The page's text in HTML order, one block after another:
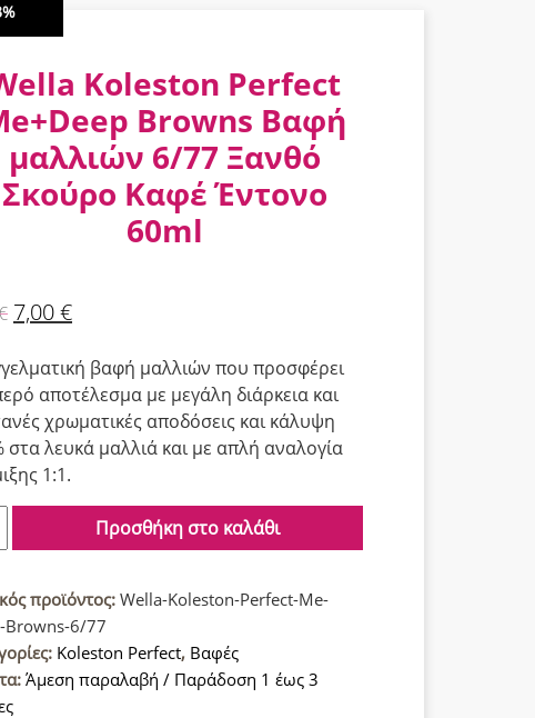
Koleston Perfect
Browns Βαφή
μαλλιών 6/77 Ξανθό
Σκούρο Καφέ Έντονο
60ml
7,00€
βαφή μαλλιών που προσφέρει
αποτέλεσμα με μεγάλη διάρκεια και
χρωματικές αποδόσεις και κάλυψη
στα λευκά μαλλιά και με απλή αναλογία
1:1.
Προσθήκη στο καλάθι
προϊόντος:Wella-Koleston-Perfect-Me-
Browns-6/77
Koleston Perfect, Βαφές
Άμεση παραλαβή / Παράδοση 1 έως 3